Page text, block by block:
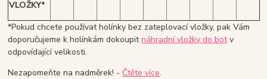
VLOŽKY*
*Pokud chcete používat holínky bez zateplovací vložky, pak Vám
doporučujeme k holínkám dokoupitnáhradní vložky do botv
odpovídající velikosti.
Nezapomeňte na nadměrek! - Čtěte více.